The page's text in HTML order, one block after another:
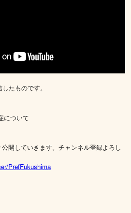
たものです。
について
開していきます。チャンネル登録よろし
PrefFukushima